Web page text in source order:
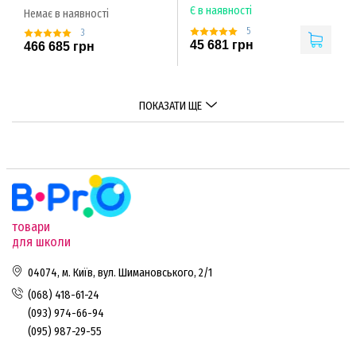
Немає в наявності
3
466 685 грн
Є в наявності
5
45 681 грн
ПОКАЗАТИ ЩЕ
товари
для школи
04074, м. Київ, вул. Шимановського, 2/1
(068) 418-61-24
(093) 974-66-94
(095) 987-29-55